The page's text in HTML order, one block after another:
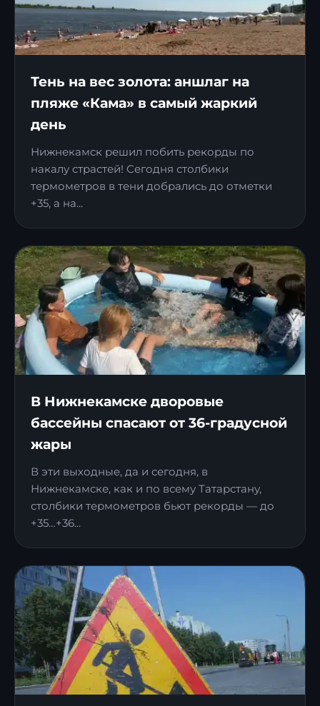
Тень на вес золота: аншлаг на
пляже «Кама» в самый жаркий
день
Нижнекамск решил побить рекорды по
накалу страстей! Сегодня столбики
термометров в тени добрались до отметки
+35, а на...
В Нижнекамске дворовые
бассейны спасают от 36-градусной
жары
В эти выходные, да и сегодня, в
Нижнекамске, как и по всему Татарстану,
столбики термометров бьют рекорды — до
+35…+36...